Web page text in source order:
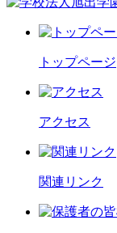
トップページ
アクセス
関連リンク